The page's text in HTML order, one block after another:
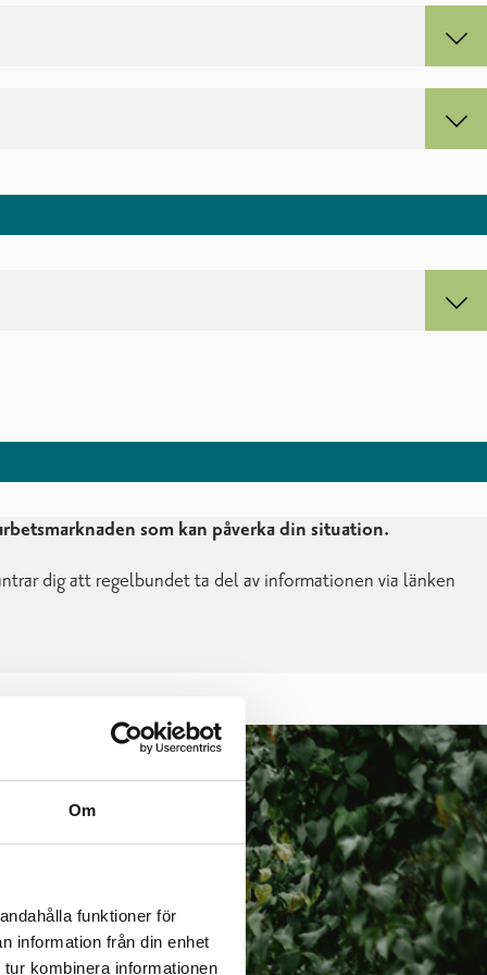
Om
funktioner för
information från din enhet
kombinera informationen
som kan påverka din situation.
dig att regelbundet ta del av informationen via länken